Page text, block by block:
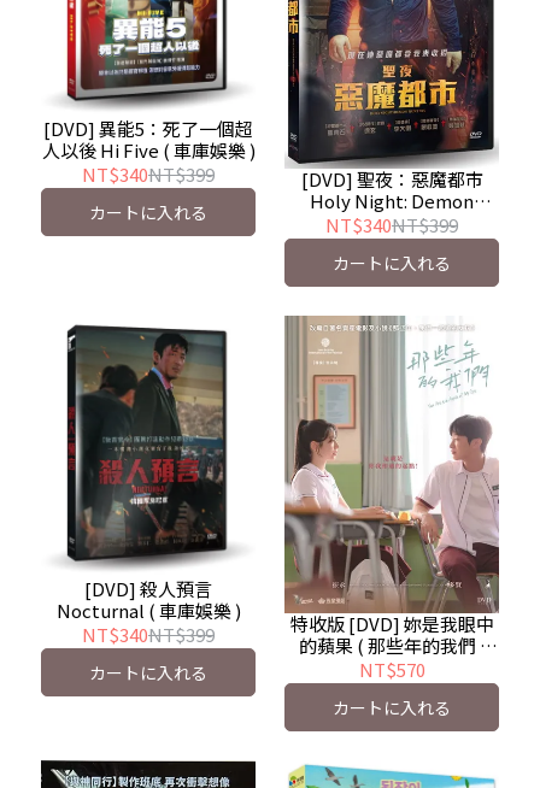
[DVD] 異能5：死了一個超
人以後 Hi Five ( 車庫娛樂 )
NT$340NT$399
カートに入れる
[DVD] 聖夜：惡魔都市
Holy Night: Demon
Hunters ( 車庫娛樂 )
NT$340NT$399
カートに入れる
[DVD] 殺人預言
Nocturnal ( 車庫娛樂 )
NT$340NT$399
カートに入れる
特收版 [DVD] 妳是我眼中
的蘋果 ( 那些年的我們 )
You Are the Apple of My
Eye - 預計12/19發行
NT$570
カートに入れる